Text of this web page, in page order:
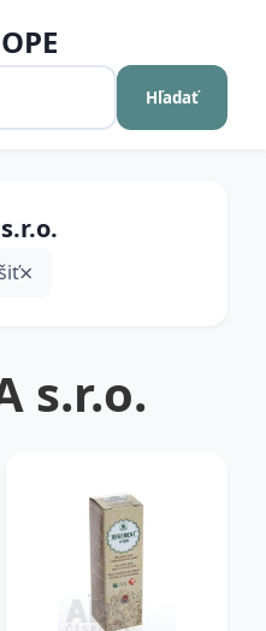
Hľadať
s.r.o.